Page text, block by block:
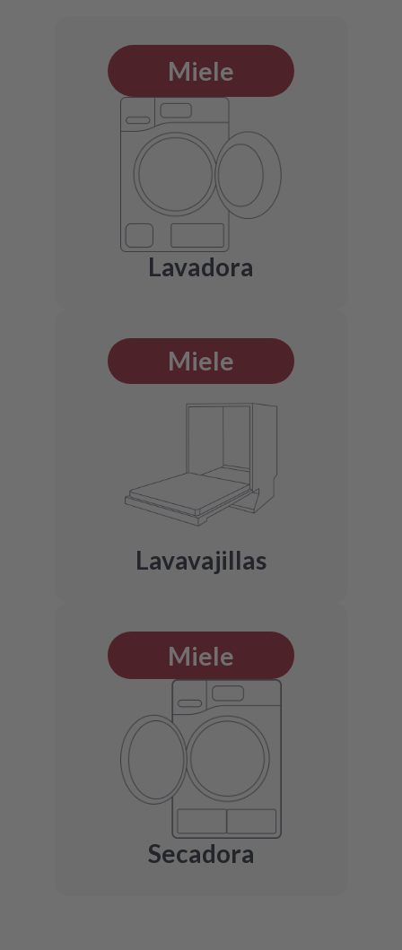
Miele
Lavadora
Miele
Lavavajillas
Miele
Secadora